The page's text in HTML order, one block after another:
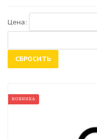
Цена:
СБРОСИТЬ
НОВИНКА